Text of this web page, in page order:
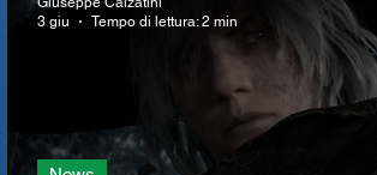
3 giu
Tempo di lettura: 2 min